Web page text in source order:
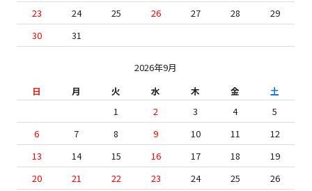
23
24 25 26 27 28
29
30
31
2026年9月
日
月 火 水 木 金
土
1
2 3 4
5
6
7 8 9 10 11
12
13
14 15 16 17 18
19
20
21 22 23 24 25
26